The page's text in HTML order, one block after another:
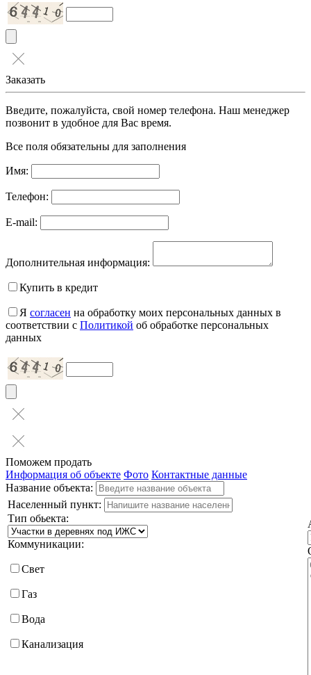
Заказать
Введите, пожалуйста, свой номер телефона. Наш менеджер
позвонит в удобное для Вас время.
Все поля обязательны для заполнения
Имя:
Телефон:
E-mail:
Дополнительная информация:
Купить в кредит
Я согласен на обработку моих персональных данных в
соответствии с Политикой об обработке персональных
данных
Поможем продать
Информация об объекте Фото Контактные данные
Название объекта:
Населенный пункт:
Тип обьекта:
Коммуникации:
Свет
Газ
Вода
Канализация